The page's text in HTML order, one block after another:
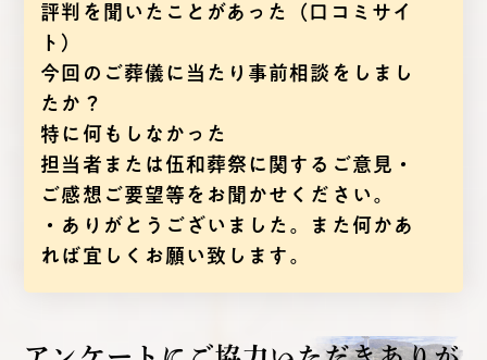
評判を聞いたことがあった（口コミサイ
ト）
今回のご葬儀に当たり事前相談をしまし
たか？
特に何もしなかった
担当者または伍和葬祭に関するご意見・
ご感想ご要望等をお聞かせください。
・ありがとうございました。また何かあ
れば宜しくお願い致します。